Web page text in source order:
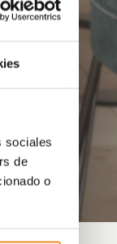
sociales
de
o